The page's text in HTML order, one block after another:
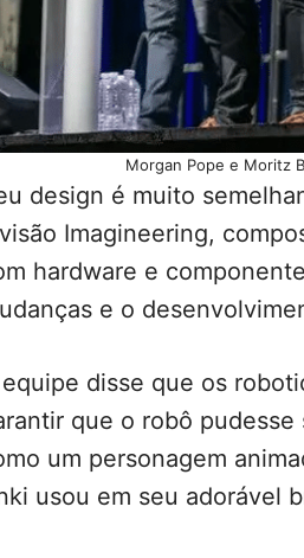
Morgan Pope e Moritz
design é muito
Imagineering,
hardware e
e o
disse que os
que o robô
um personagem
usou em seu adorável